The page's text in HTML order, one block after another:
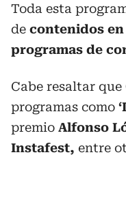
Toda esta
de contenidos
programas de
Cabe resaltar que
programas como
premio Alfonso
Instafest, entre